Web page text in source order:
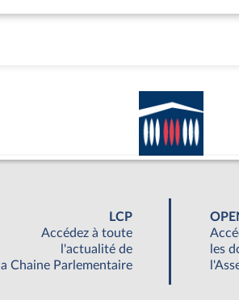
LCP
Accédez à toute
l'actualité de
la Chaine Parlementaire
les